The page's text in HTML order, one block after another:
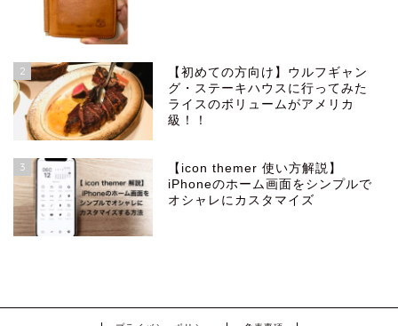
2
【初めての方向け】ウルフギャン
グ・ステーキハウスに行ってみた
ライスのボリュームがアメリカ
級！！
3
【icon themer 使い方解説】
iPhoneのホーム画面をシンプルで
オシャレにカスタマイズ